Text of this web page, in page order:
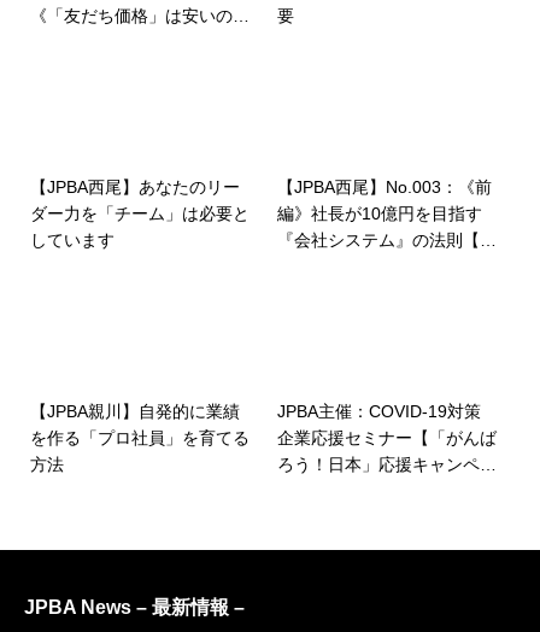
《「友だち価格」は安いの？
要
【JPBA西尾】あなたのリー
ダー力を「チーム」は必要と
しています
【JPBA西尾】No.003：《前
編》社長が10億円を目指す
『会社システム』の法則【0
【JPBA親川】自発的に業績
を作る「プロ社員」を育てる
方法
JPBA主催：COVID-19対策
企業応援セミナー【「がんば
ろう！日本」応援キャンペー
JPBA News – 最新情報 –